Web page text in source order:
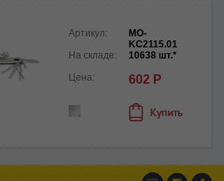
Артикул:
MO-
KC2115.01
На складе:
10638 шт.*
Цена:
602 Р